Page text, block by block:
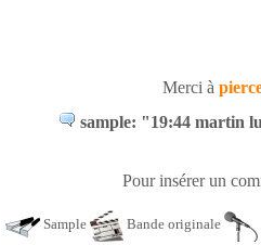
Merci à
sample: "19:44 martin
Pour insérer un
Sample Bande originale